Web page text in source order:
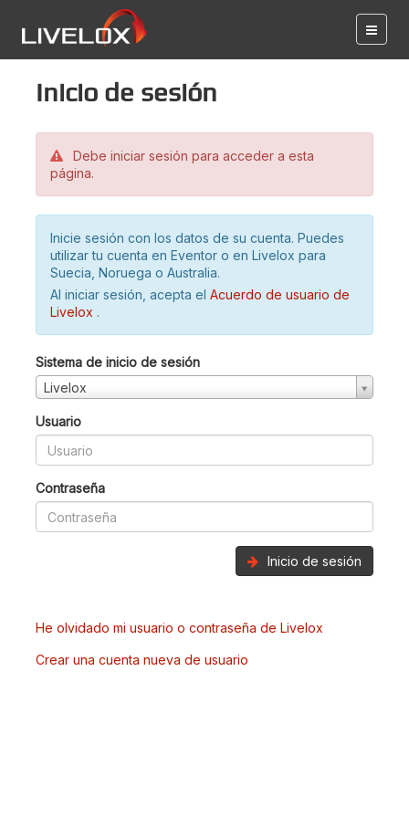
Inicio de sesión
Debe iniciar sesión para acceder a esta
página.
Inicie sesión con los datos de su cuenta. Puedes
utilizar tu cuenta en Eventor o en Livelox para
Suecia, Noruega o Australia.
Al iniciar sesión, acepta el Acuerdo de usuario de
Livelox .
Sistema de inicio de sesión
Livelox
Usuario
Contraseña
Inicio de sesión
He olvidado mi usuario o contraseña de Livelox
Crear una cuenta nueva de usuario